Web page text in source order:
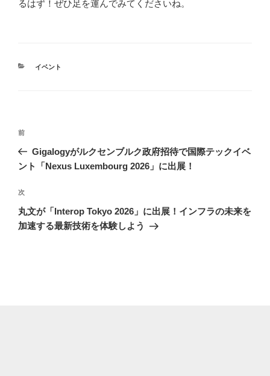
るはず！ぜひ足を運んでみてくださいね。
カ
イベント
投
ナ
ゲ
ー
シ
前
の
投
前
Gigalogyがルクセンブルク政府招待で国際テックイベ
ント「Nexus Luxembourg 2026」に出展！
次
の
投
次
丸文が「Interop Tokyo 2026」に出展！インフラの未来を
加速する最新技術を体験しよう